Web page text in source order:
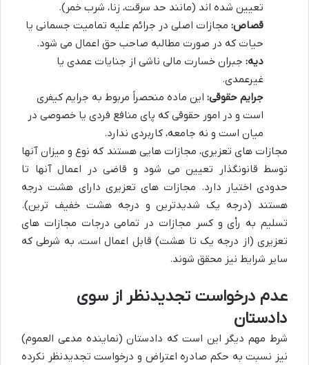
تعیین شده اند (مانند حد سرقت، زنا، شرب خمر).
قصاص: مجازات اصلی در جرائم علیه تمامیت جسمانی یا
حیات که در صورت مطالبه صاحب حق اعمال می شود.
دیه: جبران خسارت مالی ناشی از جنایات عمدی یا
غیرعمدی.
جرایم حقوقی: این ماده منحصراً مربوط به جرایم کیفری
است و در امور حقوقی که پای منافع فردی یا خصوصی در
میان است و نه جامعه، کاربردی ندارد.
مجازات های تعزیری، مجازات هایی هستند که نوع و میزان آنها
توسط قانونگذار تعیین می شود و قاضی در اعمال آنها تا
حدودی اختیار دارد. مجازات های تعزیری دارای هشت درجه
هستند (درجه یک شدیدترین و درجه هشت خفیف ترین).
تسلیم به رأی و کسر مجازات در تمامی درجات مجازات های
تعزیری (از درجه یک تا هشت) قابل اعمال است، به شرطی که
سایر شرایط نیز محقق شوند.
عدم درخواست تجدیدنظر از سوی
دادستان
شرط مهم دیگر این است که دادستان (نماینده مدعی العموم)
نیز نسبت به حکم صادره اعتراض و درخواست تجدیدنظر نکرده